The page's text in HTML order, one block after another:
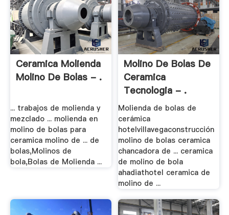
Ceramica Molienda
Molino De Bolas - .
... trabajos de molienda y
mezclado ... molienda en
molino de bolas para
ceramica molino de ... de
bolas,Molinos de
bola,Bolas de Molienda ...
Molino De Bolas De
Ceramica
Tecnologia - .
Molienda de bolas de
cerámica
hotelvillavegaconstrucción
molino de bolas ceramica
chancadora de ... ceramica
de molino de bola
ahadiathotel ceramica de
molino de ...